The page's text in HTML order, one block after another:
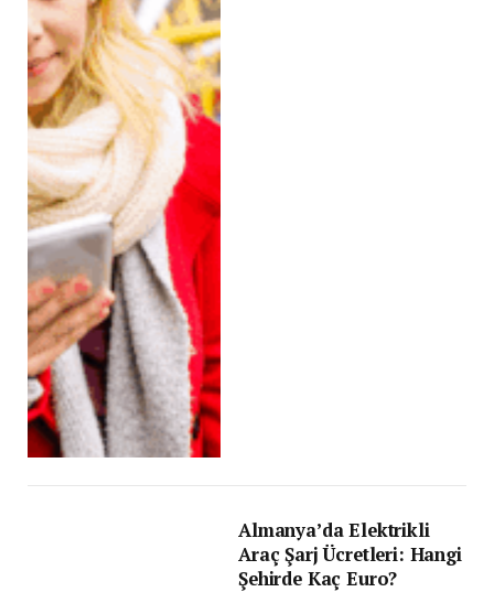
Almanya’da Elektrikli
Araç Şarj Ücretleri: Hangi
Şehirde Kaç Euro?